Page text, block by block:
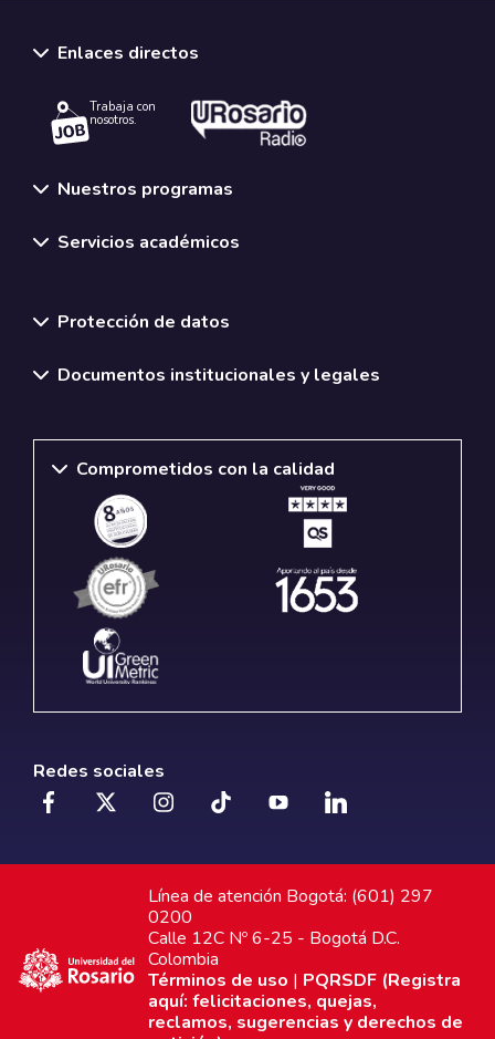
Enlaces directos
Trabaja con
nosotros.
Nuestros programas
Servicios académicos
Protección de datos
Documentos institucionales y legales
Comprometidos con la calidad
Redes sociales
Línea de atención Bogotá: (601) 297
0200
Calle 12C Nº 6-25 - Bogotá D.C.
Colombia
Términos de uso | PQRSDF (Registra
aquí: felicitaciones, quejas,
reclamos, sugerencias y derechos de